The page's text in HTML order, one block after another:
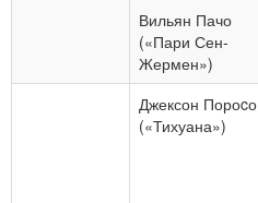
Вильян Пачо
(«Пари Сен-
Жермен»)
Джексон Пороcо
(«Тихуана»)